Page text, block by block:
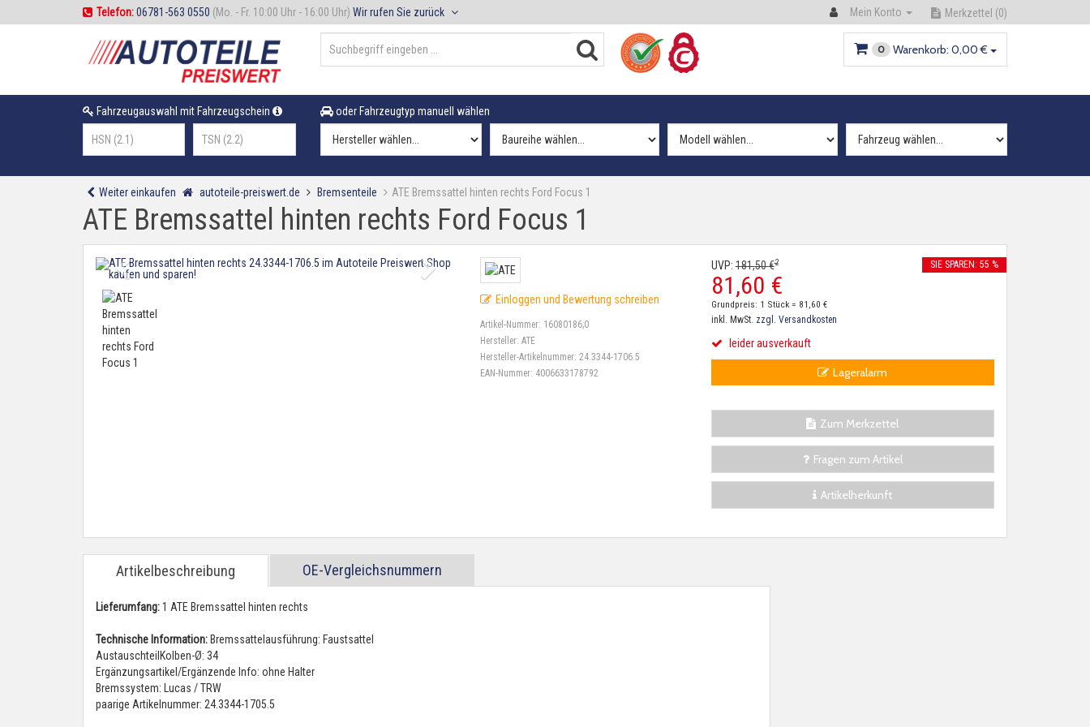
Telefon:06781-563 0550 (Mo. - Fr. 10:00 Uhr - 16:00 Uhr) Wir rufen Sie zurück Mein Konto Merkzettel (0)
0 Warenkorb: 0,00 €
Fahrzeugauswahl mit Fahrzeugschein oder Fahrzeugtyp manuell wählen
Weiter einkaufen autoteile-preiswert.de Bremsenteile ATE Bremssattel hinten rechts Ford Focus 1
ATE Bremssattel hinten rechts Ford Focus 1
Einloggen und Bewertung schreiben
Artikel-Nummer: 16080186;0
Hersteller:ATE
Hersteller-Artikelnummer:24.3344-1706.5
EAN-Nummer: 4006633178792
UVP:181,50€2
81,60 €
SIE SPAREN: 55 %
Grundpreis: 1 Stück = 81,60 €
inkl. MwSt. zzgl. Versandkosten
leider ausverkauft
Lageralarm
Zum Merkzettel
Fragen zum Artikel
Artikelherkunft
Artikelbeschreibung OE-Vergleichsnummern
Lieferumfang:1 ATE Bremssattel hinten rechts
Technische Information: Bremssattelausführung: Faustsattel
AustauschteilKolben-Ø: 34
Ergänzungsartikel/Ergänzende Info: ohne Halter
Bremssystem: Lucas / TRW
paarige Artikelnummer: 24.3344-1705.5